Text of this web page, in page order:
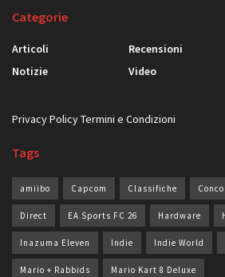
Categorie
Articoli
Notizie
Recensioni
Video
Privacy PolicyTermini e Condizioni
Tags
amiibo Capcom Classifiche
Direct EA Sports FC 26 Hardware
Inazuma Eleven Indie Indie World
Mario + Rabbids Mario Kart 8 Deluxe